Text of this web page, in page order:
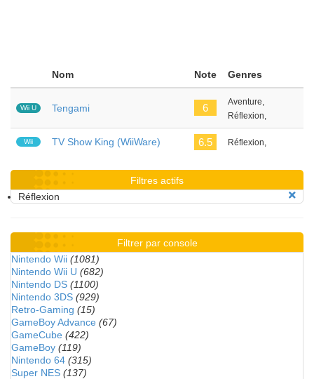
Nom Note Genres
Wii U Tengami 6
Aventure,
Réflexion,
Wii TV Show King (WiiWare) 6.5 Réflexion,
Filtres actifs
Réflexion
Filtrer par console
Nintendo Wii (1081)
Nintendo Wii U (682)
Nintendo DS (1100)
Nintendo 3DS (929)
Retro-Gaming (15)
GameBoy Advance (67)
GameCube (422)
GameBoy (119)
Nintendo 64 (315)
Super NES (137)